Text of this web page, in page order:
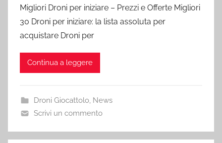
Migliori Droni per iniziare – Prezzi e Offerte Migliori
30 Droni per iniziare: la lista assoluta per
acquistare Droni per
Continua a leggere
Droni Giocattolo, News
Scrivi un commento